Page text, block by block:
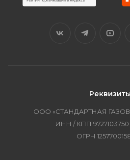
Реквизиты
ООО «СТАНДАРТНАЯ
ИНН / КПП 9727103750
ОГРН